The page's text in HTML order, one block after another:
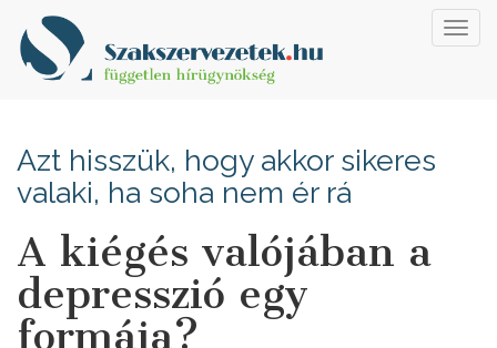
Azt hisszük, hogy akkor sikeres
valaki, ha soha nem ér rá
A kiégés valójában a
depresszió egy
formája?